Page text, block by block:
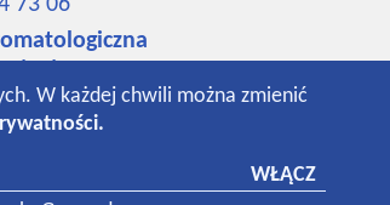
73 06
148
293
94 76
W każdej chwili można zmienić
WŁĄCZ